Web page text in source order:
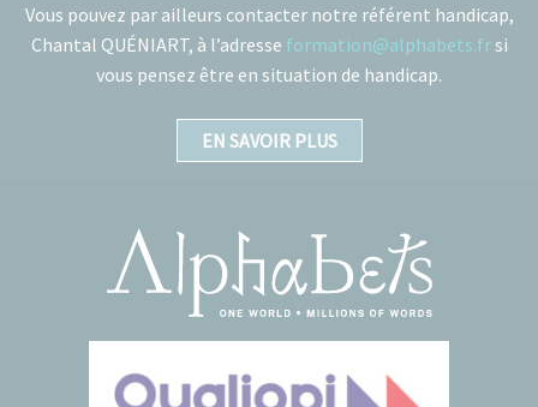
Vous pouvez par ailleurs contacter notre référent handicap,
Chantal QUÉNIART, à l’adresse formation@alphabets.frsi
vous pensez être en situation de handicap.
EN SAVOIR PLUS